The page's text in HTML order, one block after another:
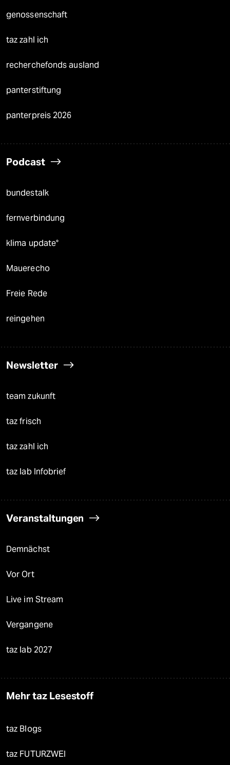
genossenschaft
taz zahl ich
recherchefonds ausland
panterstiftung
panterpreis 2026
Podcast
bundestalk
fernverbindung
klima update°
Mauerecho
Freie Rede
reingehen
Newsletter
team zukunft
taz frisch
taz zahl ich
taz lab Infobrief
Veranstaltungen
Demnächst
Vor Ort
Live im Stream
Vergangene
taz lab 2027
Mehr taz Lesestoff
taz Blogs
taz FUTURZWEI